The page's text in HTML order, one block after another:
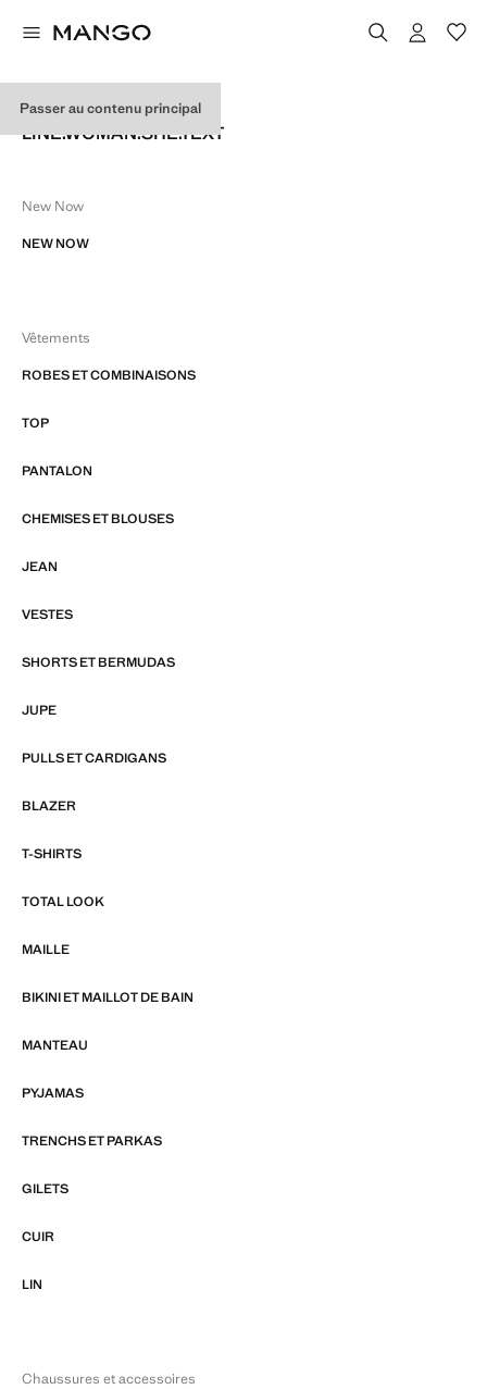
Passer au contenu principal
SITE MAP
LINE.WOMAN.SHE.TEXT
New Now
NEW NOW
Vêtements
ROBES ET COMBINAISONS
TOP
PANTALON
CHEMISES ET BLOUSES
JEAN
VESTES
SHORTS ET BERMUDAS
JUPE
PULLS ET CARDIGANS
BLAZER
T-SHIRTS
TOTAL LOOK
MAILLE
BIKINI ET MAILLOT DE BAIN
MANTEAU
PYJAMAS
TRENCHS ET PARKAS
GILETS
CUIR
LIN
Chaussures et accessoires